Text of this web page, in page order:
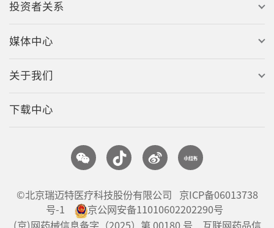
投资者关系
媒体中心
关于我们
下载中心
©北京瑞迈特医疗科技股份有限公司 京ICP备06013738
号-1
京公网安备11010602202290号
(京)网药械信息备字（2025）第 00180 号 互联网药品信